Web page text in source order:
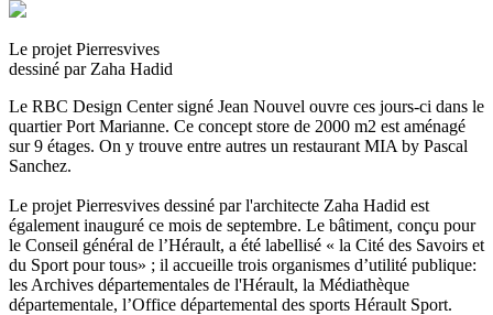
Le projet Pierresvives
dessiné par Zaha Hadid
Le RBC Design Center signé Jean Nouvel ouvre ces jours-ci dans le
quartier Port Marianne. Ce concept store de 2000 m2 est aménagé
sur 9 étages. On y trouve entre autres un restaurant MIA by Pascal
Sanchez.
Le projet Pierresvives dessiné par l'architecte Zaha Hadid est
également inauguré ce mois de septembre. Le bâtiment, conçu pour
le Conseil général de l’Hérault, a été labellisé « la Cité des Savoirs et
du Sport pour tous» ; il accueille trois organismes d’utilité publique:
les Archives départementales de l'Hérault, la Médiathèque
départementale, l’Office départemental des sports Hérault Sport.